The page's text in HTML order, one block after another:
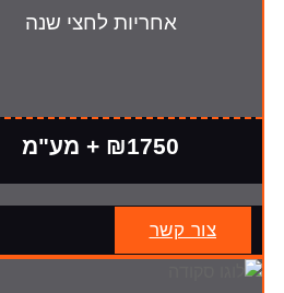
אחריות לחצי שנה
₪1750 + מע"מ
צור קשר